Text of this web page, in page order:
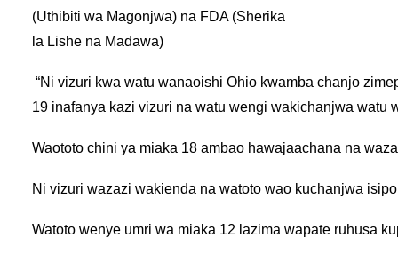
(Uthibiti wa Magonjwa) na FDA (Sherika
la Lishe na Madawa)
“Ni vizuri kwa watu wanaoishi Ohio kwamba chanjo
19 inafanya kazi vizuri na watu wengi wakichanjwa watu
Waototo chini ya miaka 18 ambao hawajaachana na
Ni vizuri wazazi wakienda na watoto wao kuchanjwa
Watoto wenye umri wa miaka 12 lazima wapate ruhusa